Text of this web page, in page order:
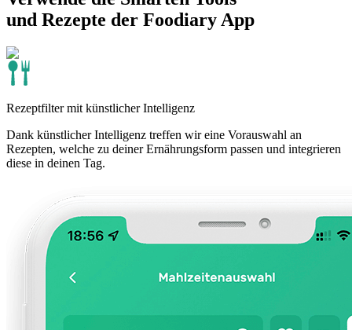
und Rezepte der Foodiary App
Rezeptfilter mit künstlicher Intelligenz
Dank künstlicher Intelligenz treffen wir eine Vorauswahl an
Rezepten, welche zu deiner Ernährungsform passen und integrieren
diese in deinen Tag.